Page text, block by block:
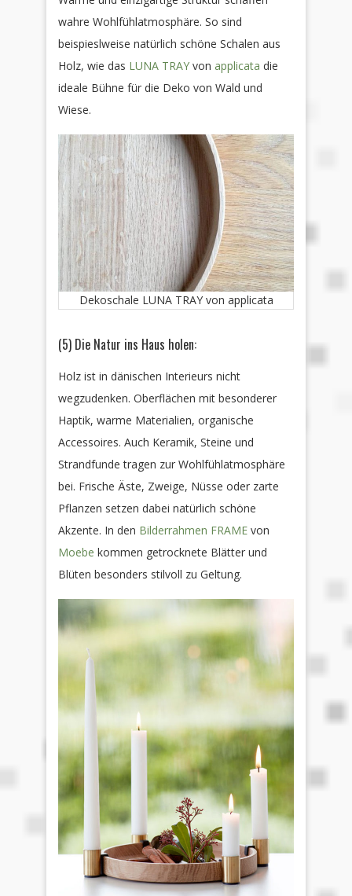
wahre Wohlfühlatmosphäre. So sind
beispieslweise natürlich schöne Schalen aus
Holz, wie das LUNA TRAY von applicata die
ideale Bühne für die Deko von Wald und
Wiese.
Dekoschale LUNA TRAY von applicata
(5) Die Natur ins Haus holen:
Holz ist in dänischen Interieurs nicht
wegzudenken. Oberflächen mit besonderer
Haptik, warme Materialien, organische
Accessoires. Auch Keramik, Steine und
Strandfunde tragen zur Wohlfühlatmosphäre
bei. Frische Äste, Zweige, Nüsse oder zarte
Pflanzen setzen dabei natürlich schöne
Akzente. In den Bilderrahmen FRAME von
Moebe kommen getrocknete Blätter und
Blüten besonders stilvoll zu Geltung.